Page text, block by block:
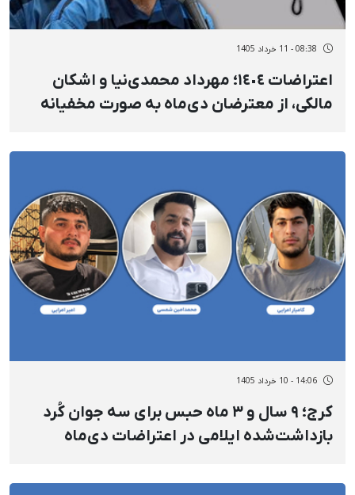
08:38 - 11 خرداد 1405
اعتراضات ١٤٠٤؛ مهرداد محمدی‌نیا و اشکان
مالکی، از معترضان دی‌ماه به صورت مخفیانه
14:06 - 10 خرداد 1405
کرج؛ ۹ سال و ۳ ماه حبس برای سه جوان کُرد
بازداشت‌شده ایلامی در اعتراضات دی‌ماه
امرایی